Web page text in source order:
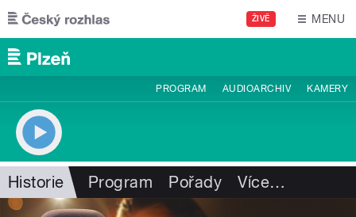
Přejít k hlavnímu obsahu
ŽIVĚ MENU
PROGRAM AUDIOARCHIV KAMERY
Historie Program Pořady Více…